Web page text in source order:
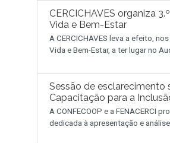
CERCICHAVES organiza
Vida e Bem-Estar
A CERCICHAVES leva a efeito,
Vida e Bem-Estar, a ter lugar no
Sessão de esclarecimento
Capacitação para a
A CONFECOOP e a FENACERCI
dedicada à apresentação e